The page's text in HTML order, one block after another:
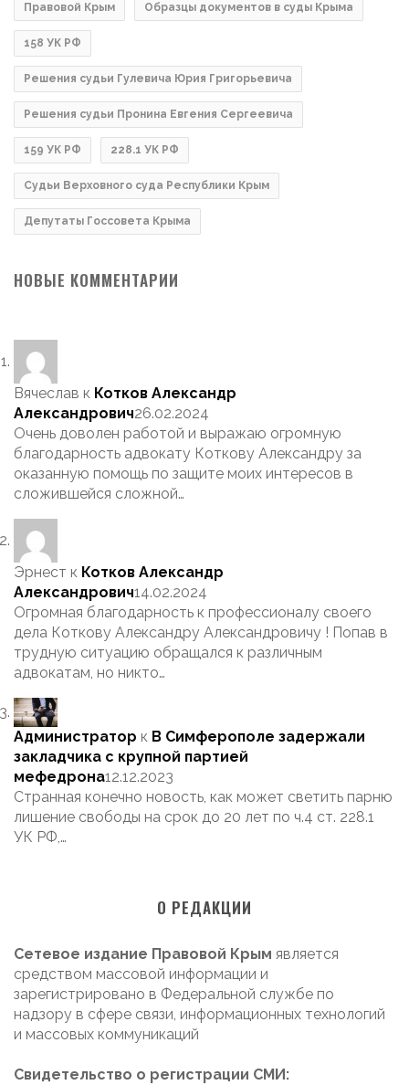
Правовой Крым Образцы документов в суды Крыма
158 УК РФ
Решения судьи Гулевича Юрия Григорьевича
Решения судьи Пронина Евгения Сергеевича
159 УК РФ 228.1 УК РФ
Судьи Верховного суда Республики Крым
Депутаты Госсовета Крыма
НОВЫЕ КОММЕНТАРИИ
Вячеслав к Котков Александр
Александрович26.02.2024
Очень доволен работой и выражаю огромную
благодарность адвокату Коткову Александру за
оказанную помощь по защите моих интересов в
сложившейся сложной…
Эрнест к Котков Александр
Александрович14.02.2024
Огромная благодарность к профессионалу своего
дела Коткову Александру Александровичу ! Попав в
трудную ситуацию обращался к различным
адвокатам, но никто…
Администратор к В Симферополе задержали
закладчика с крупной партией
мефедрона12.12.2023
Странная конечно новость, как может светить парню
лишение свободы на срок до 20 лет по ч.4 ст. 228.1
УК РФ,…
О РЕДАКЦИИ
Сетевое издание Правовой Крым является
средством массовой информации и
зарегистрировано в Федеральной службе по
надзору в сфере связи, информационных технологий
и массовых коммуникаций
Свидетельство о регистрации СМИ: